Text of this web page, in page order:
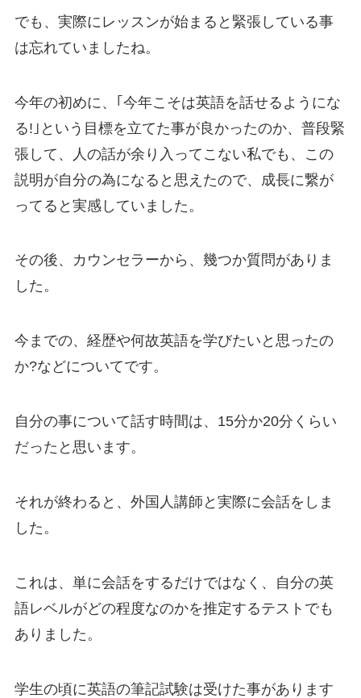
でも、実際にレッスンが始まると緊張している事
は忘れていましたね。
今年の初めに、｢今年こそは英語を話せるようにな
る!｣という目標を立てた事が良かったのか、普段緊
張して、人の話が余り入ってこない私でも、この
説明が自分の為になると思えたので、
成長に繋が
ってると実感していました。
その後、カウンセラーから、幾つか質問がありま
した。
今までの、経歴や何故英語を学びたいと思ったの
か?などについてです。
自分の事について話す時間は、15分か20分くらい
だったと思います。
それが終わると、外国人講師と実際に会話をしま
した。
これは、単に会話をするだけではなく、自分の英
語レベルがどの程度なのかを推定するテスト でも
ありました。
学生の頃に英語の筆記試験は受けた事があります